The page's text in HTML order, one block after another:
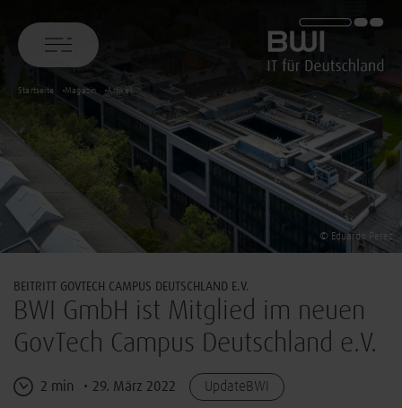
BWI GmbH
Startseite Magazin Artikel
© Eduardo Perez
BEITRITT GOVTECH CAMPUS DEUTSCHLAND E.V.
BWI GmbH ist Mitglied im neuen
GovTech Campus Deutschland e.V.
2 min 29. März 2022 UpdateBWI